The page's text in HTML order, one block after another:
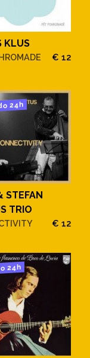
KLUS
€ 12
24h
STEFAN
TRIO
€ 12
24h